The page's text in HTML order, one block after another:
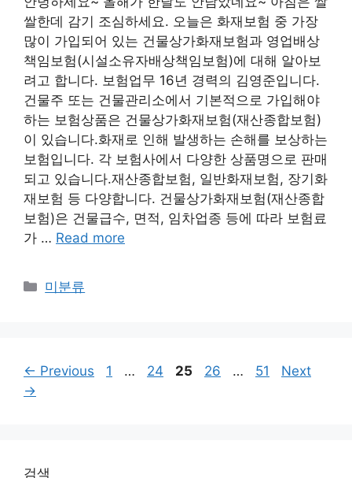
쌀한데 감기 조심하세요. 오늘은 화재보험 중 가장
많이 가입되어 있는 건물상가화재보험과 영업배상
책임보험(시설소유자배상책임보험)에 대해 알아보
려고 합니다. 보험업무 16년 경력의 김영준입니다.
건물주 또는 건물관리소에서 기본적으로 가입해야
하는 보험상품은 건물상가화재보험(재산종합보험)
이 있습니다.화재로 인해 발생하는 손해를 보상하는
보험입니다. 각 보험사에서 다양한 상품명으로 판매
되고 있습니다.재산종합보험, 일반화재보험, 장기화
재보험 등 다양합니다. 건물상가화재보험(재산종합
보험)은 건물급수, 면적, 임차업종 등에 따라 보험료
가 … Read more
Categories
미분류
← Previous Page
1 … Page
24 Page
25 Page
26 … Page
51
Next
→
검색